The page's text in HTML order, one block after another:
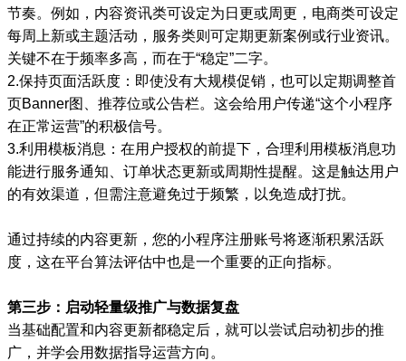
节奏。例如，内容资讯类可设定为日更或周更，电商类可设定
每周上新或主题活动，服务类则可定期更新案例或行业资讯。
关键不在于频率多高，而在于“稳定”二字。
2.保持页面活跃度：即使没有大规模促销，也可以定期调整首
页Banner图、推荐位或公告栏。这会给用户传递“这个小程序
在正常运营”的积极信号。
3.利用模板消息：在用户授权的前提下，合理利用模板消息功
能进行服务通知、订单状态更新或周期性提醒。这是触达用户
的有效渠道，但需注意避免过于频繁，以免造成打扰。
通过持续的内容更新，您的小程序注册账号将逐渐积累活跃
度，这在平台算法评估中也是一个重要的正向指标。
第三步：启动轻量级推广与数据复盘
当基础配置和内容更新都稳定后，就可以尝试启动初步的推
广，并学会用数据指导运营方向。